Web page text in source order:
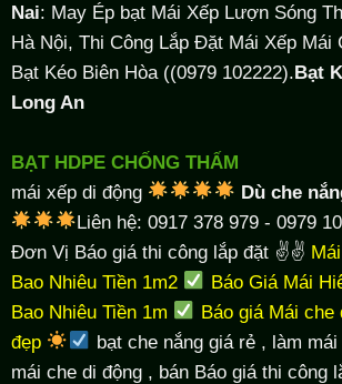
Nai: May Ép bạt Mái Xếp Lượn Sóng
Hà Nội, Thi Công Lắp Đặt Mái Xếp Mái
Bạt Kéo Biên Hòa ((0979 102222).Bạt
Long An
BẠT HDPE CHỐNG THẤM
mái xếp di động Dù che
Liên hệ: 0917 378 979 - 0979
Đơn Vị Báo giá thi công lắp đặt ✌✌
Bao Nhiêu Tiền 1m2
Báo Giá Mái
Bao Nhiêu Tiền 1m
Báo giá Mái che
đẹp
bạt che nắng giá rẻ, làm
mái che di động , bán Báo giá thi công